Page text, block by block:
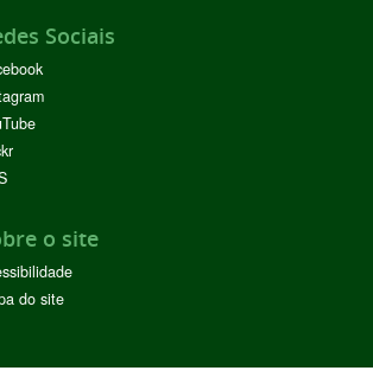
Sociais
o site
do site